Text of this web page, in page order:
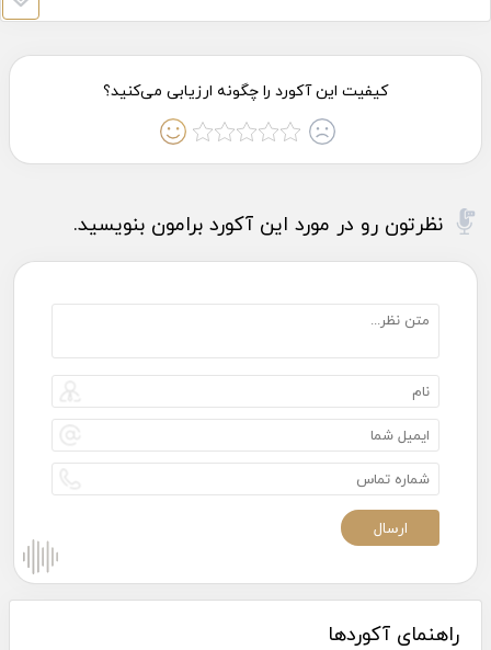
نظرتون رو در مورد این آکورد برامون بنویسید.
راهنمای آکوردها